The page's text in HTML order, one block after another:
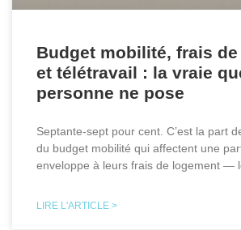
Budget mobilité, frais
et télétravail : la vraie
personne ne pose
Septante-sept pour cent. C’est la part
du budget mobilité qui affectent une
enveloppe à leurs frais de logement —
LIRE L'ARTICLE >